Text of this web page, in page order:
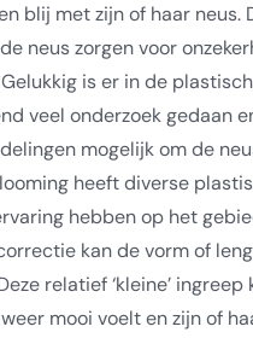
blij met zijn of haar neus.
neus zorgen voor
is er in de plastisch
veel onderzoek gedaan
mogelijk om de
heeft diverse
hebben op het
kan de vorm of
relatief ‘kleine’ ingreep
mooi voelt en zijn of